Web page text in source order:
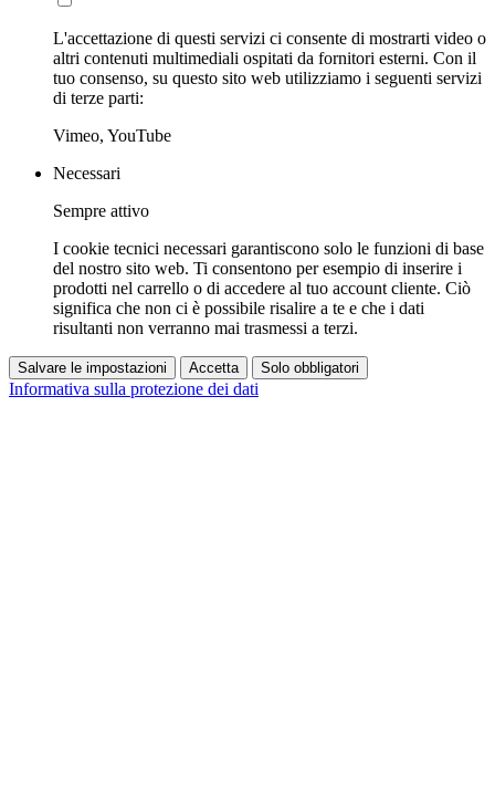
L'accettazione di questi servizi ci consente di mostrarti video o
altri contenuti multimediali ospitati da fornitori esterni. Con il
tuo consenso, su questo sito web utilizziamo i seguenti servizi
di terze parti:
Vimeo, YouTube
Necessari
Sempre attivo
I cookie tecnici necessari garantiscono solo le funzioni di base
del nostro sito web. Ti consentono per esempio di inserire i
prodotti nel carrello o di accedere al tuo account cliente. Ciò
significa che non ci è possibile risalire a te e che i dati
risultanti non verranno mai trasmessi a terzi.
Salvare le impostazioni Accetta Solo obbligatori
Informativa sulla protezione dei dati